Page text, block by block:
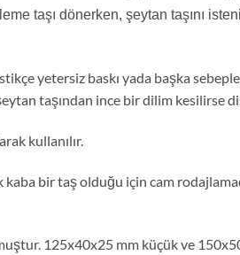
taşı dönerken, şeytan taşını
yetersiz baskı yada başka
taşından ince bir dilim kesilirse
kullanılır.
kaba bir taş olduğu için cam
125x40x25 mm küçük ve